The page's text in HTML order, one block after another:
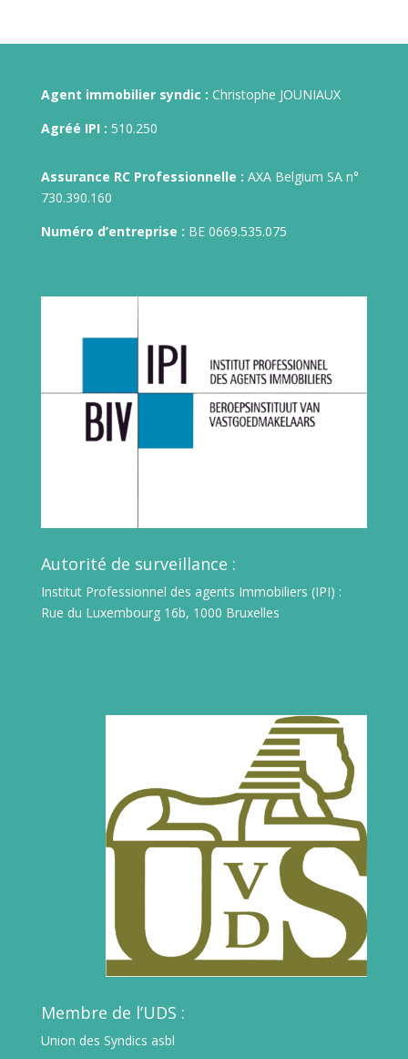
Agent immobilier syndic : Christophe JOUNIAUX
Agréé IPI : 510.250
Assurance RC Professionnelle : AXA Belgium SA n°
730.390.160
Numéro d’entreprise : BE 0669.535.075
Autorité de surveillance :
Institut Professionnel des agents Immobiliers (IPI) :
Rue du Luxembourg 16b, 1000 Bruxelles
Membre de l’UDS :
Union des Syndics asbl